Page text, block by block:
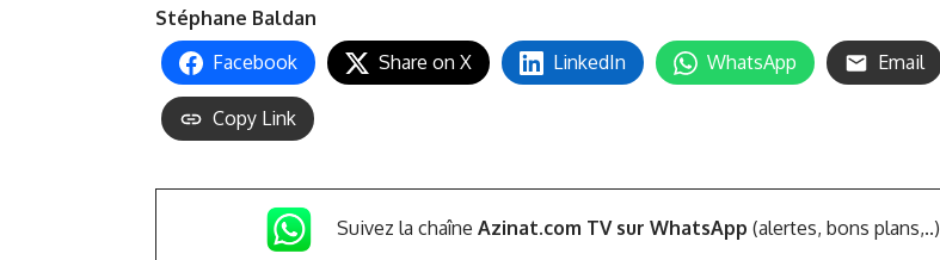
Stéphane Baldan
Facebook
Share on X LinkedIn WhatsApp Email
Copy Link
Suivez la chaîne Azinat.com TV sur WhatsApp (alertes, bons plans,..)